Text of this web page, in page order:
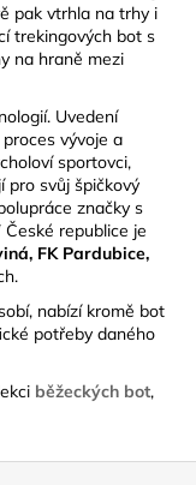
pak vtrhla na trhy i
trekingových bot s
na hraně mezi
Uvedení
vývoje a
sportovci,
pro svůj špičkový
značky s
republice je
FK Pardubice,
nabízí kromě bot
potřeby daného
běžeckých bot,